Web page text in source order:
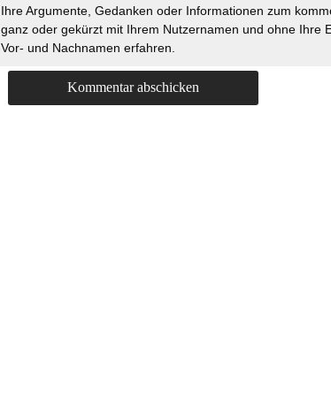
Ihre Argumente, Gedanken oder Informationen zum
ganz oder gekürzt mit Ihrem Nutzernamen und ohne Ihre
Vor- und Nachnamen erfahren.